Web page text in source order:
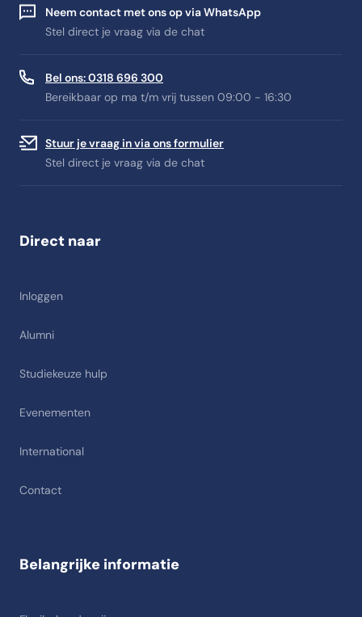
Neem contact met ons op via WhatsApp
Stel direct je vraag via de chat
Bel ons: 0318 696 300
Bereikbaar op ma t/m vrij tussen 09:00 - 16:30
Stuur je vraag in via ons formulier
Stel direct je vraag via de chat
Direct naar
Inloggen
Alumni
Studiekeuze hulp
Evenementen
International
Contact
Belangrijke informatie